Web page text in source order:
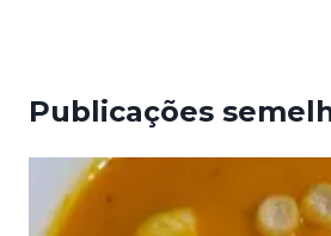
Publicações